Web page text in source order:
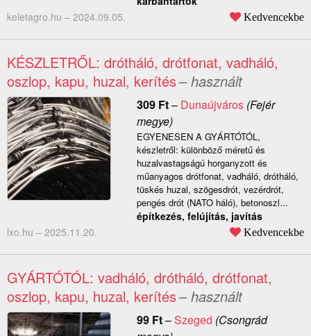
keletagro.hu – 2024.09.05. Kedvencekbe
KÉSZLETRŐL: drótháló, drótfonat, vadháló,
oszlop, kapu, huzal, kerítés– használt
309 Ft– Dunaújváros(Fejér
megye)
EGYENESEN A GYÁRTÓTÓL,
készletről: különböző méretű és
huzalvastagságú horganyzott és
műanyagos drótfonat, vadháló, drótháló,
tüskés huzal, szögesdrót, vezérdrót,
pengés drót (NATO háló), betonoszl...
építkezés, felújítás, javítás
lxo.hu – 2025.11.20. Kedvencekbe
GYÁRTÓTÓL: vadháló, drótháló, drótfonat,
oszlop, kapu, huzal, kerítés– használt
99 Ft–Szeged (Csongrád